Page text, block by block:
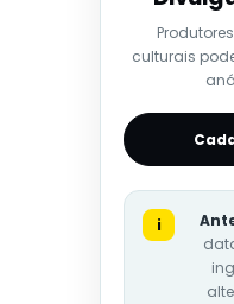
culturais
i